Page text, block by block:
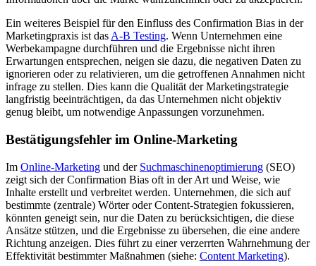
Ein weiteres Beispiel für den Einfluss des Confirmation Bias in der
Marketingpraxis ist das A-B Testing. Wenn Unternehmen eine
Werbekampagne durchführen und die Ergebnisse nicht ihren
Erwartungen entsprechen, neigen sie dazu, die negativen Daten zu
ignorieren oder zu relativieren, um die getroffenen Annahmen nicht
infrage zu stellen. Dies kann die Qualität der Marketingstrategie
langfristig beeinträchtigen, da das Unternehmen nicht objektiv
genug bleibt, um notwendige Anpassungen vorzunehmen.
Bestätigungsfehler im Online-Marketing
Im Online-Marketing und der Suchmaschinenoptimierung (SEO)
zeigt sich der Confirmation Bias oft in der Art und Weise, wie
Inhalte erstellt und verbreitet werden. Unternehmen, die sich auf
bestimmte (zentrale) Wörter oder Content-Strategien fokussieren,
könnten geneigt sein, nur die Daten zu berücksichtigen, die diese
Ansätze stützen, und die Ergebnisse zu übersehen, die eine andere
Richtung anzeigen. Dies führt zu einer verzerrten Wahrnehmung der
Effektivität bestimmter Maßnahmen (siehe: Content Marketing).